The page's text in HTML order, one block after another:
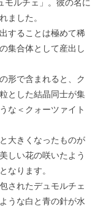
モルチェ」。彼の名に
ました。
することは極めて稀
集合体として産出し
形で含まれると、ク
とした結晶同士が集
な＜クォーツァイト
大きくなったものが
しい花の咲いたよう
なります。
されたデュモルチェ
うな白と青の針が水